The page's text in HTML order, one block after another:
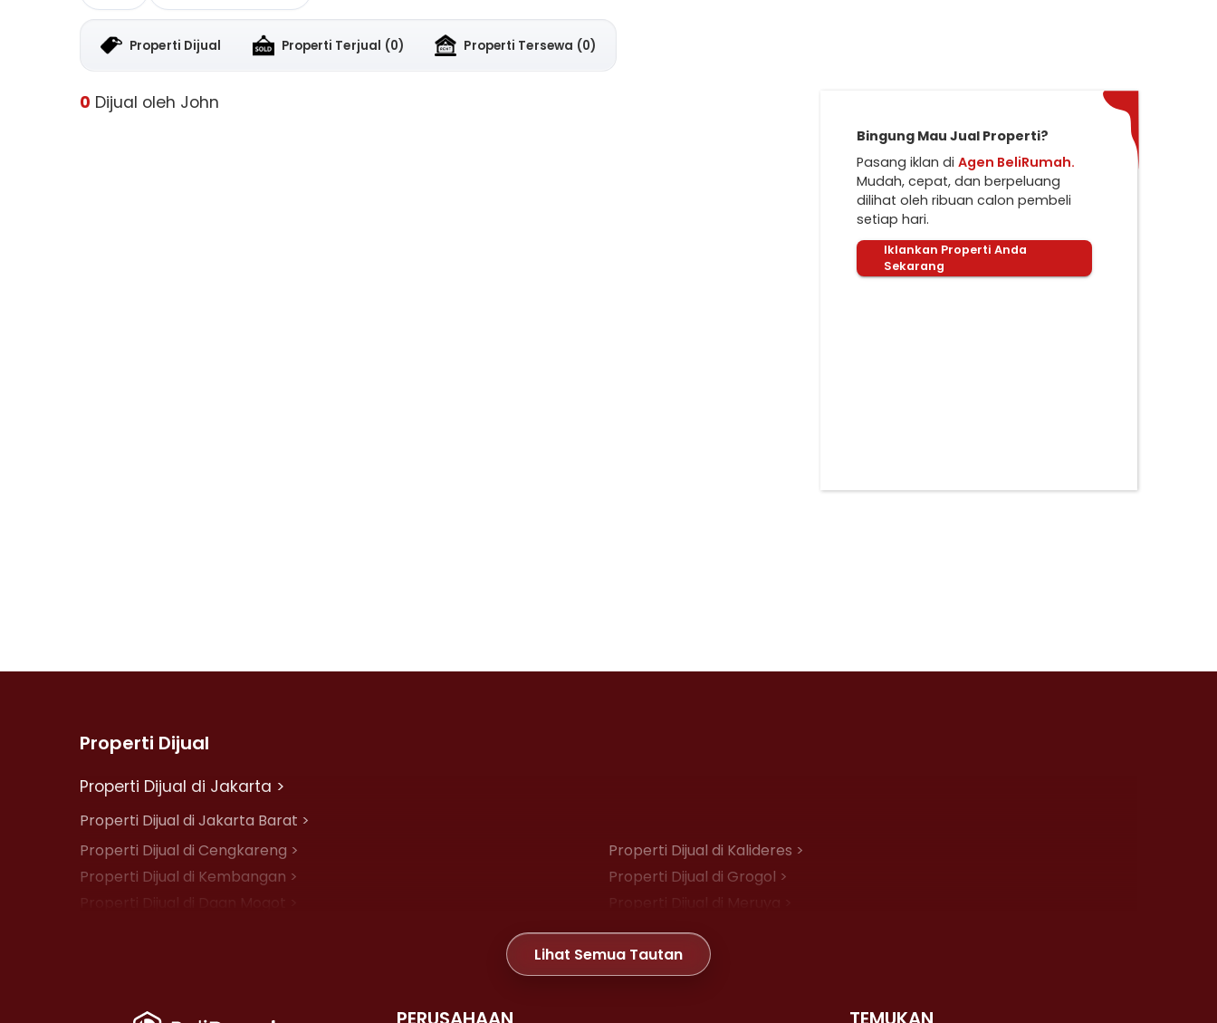
Properti Dijual Properti Terjual (0) Properti Tersewa (0)
0 Dijual oleh John
Bingung Mau Jual Properti?
Pasang iklan di Agen BeliRumah.
Mudah, cepat, dan berpeluang
dilihat oleh ribuan calon pembeli
setiap hari.
Iklankan Properti Anda
Sekarang
Properti Dijual
Properti Dijual di Jakarta >
Properti Dijual di Jakarta Barat >
Properti Dijual di Cengkareng >
Properti Dijual di Kalideres >
Properti Dijual di Kembangan >
Properti Dijual di Grogol >
Properti Dijual di Daan Mogot >
Properti Dijual di Meruya >
Properti Dijual di Joglo >
Lihat Semua Tautan